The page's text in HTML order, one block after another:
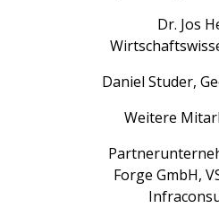
Dr. Jos
Daniel Studer,
Weitere
Forge GmbH,